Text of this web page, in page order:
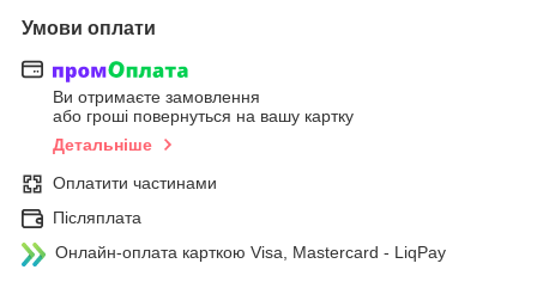
Умови оплати
Ви отримаєте замовлення
або гроші повернуться на вашу картку
Детальніше
Оплатити частинами
Післяплата
Онлайн-оплата карткою Visa, Mastercard - LiqPay